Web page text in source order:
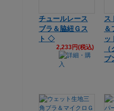
チュールレース
ブラ＆脇紐Ｇス
ト ◇
2,233円(税込)
ス
＆
ッ
プ